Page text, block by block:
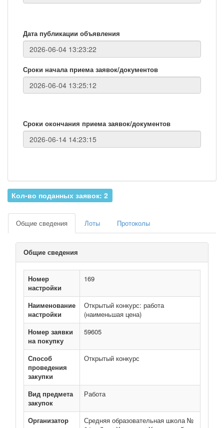
Дата публикации объявления
Сроки начала приема заявок/документов
Сроки окончания приема заявок/документов
Кол-во поданных заявок: 2
Общие сведения Лоты Протоколы
Общие сведения
Номер
настройки
169
Наименование
настройки
Открытый конкурс: работа
(наименьшая цена)
Номер заявки
на покупку
59605
Способ
проведения
закупки
Открытый конкурс
Вид предмета
закупок
Работа
Организатор
Средняя образовательная школа №